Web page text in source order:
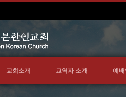
교회소개 교역자 소개 예